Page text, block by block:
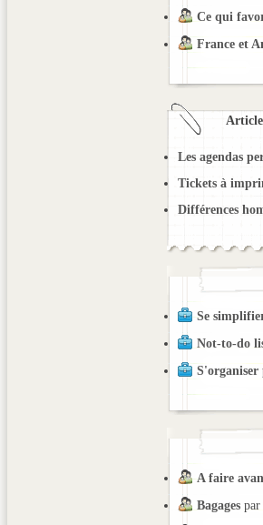
Ce qui
France et
Les agendas
Tickets à
Différences
Se
Not-to-do
A faire
Bagages par